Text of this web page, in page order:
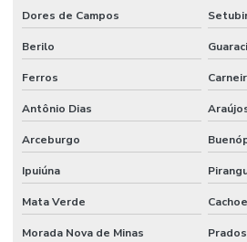
Dores de Campos
Berilo
Ferros
Antônio Dias
Arceburgo
Ipuiúna
Mata Verde
Morada Nova de Minas Prados